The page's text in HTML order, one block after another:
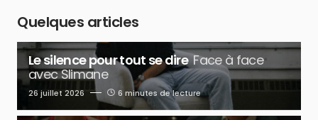
Quelques articles
Le silence pour tout se dire Face à face
avec Slimane
26 juillet 2026 6 minutes de lecture